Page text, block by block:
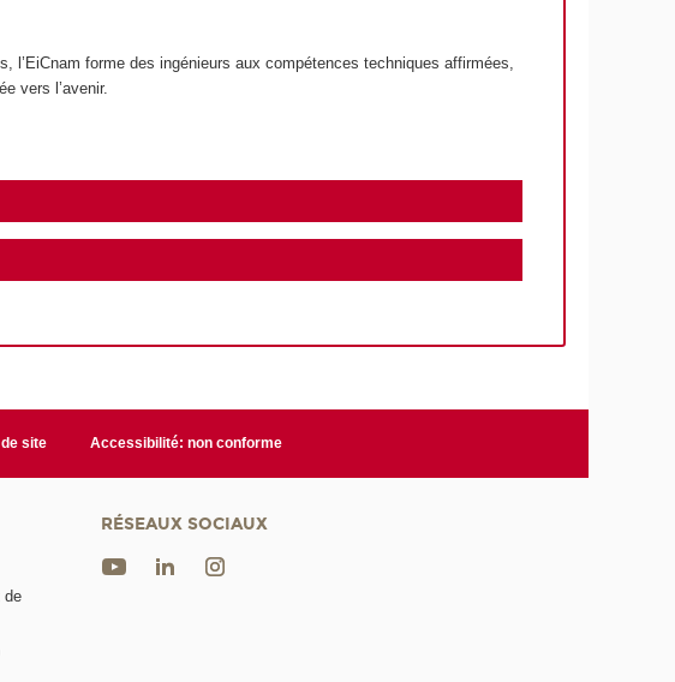
forme des ingénieurs aux compétences techniques affirmées,
vers l’avenir.
de site Accessibilité: non conforme
de
RÉSEAUX SOCIAUX